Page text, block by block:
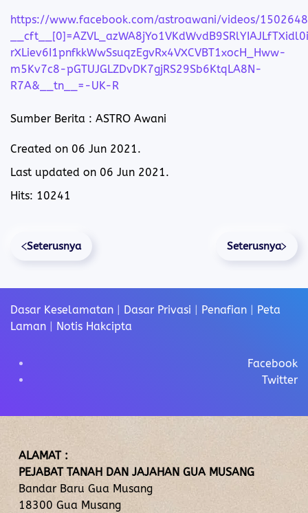
https://www.facebook.com/astroawani/videos/
rXLiev6I1pnfkkWwSsuqzEgvRx4VXCVBT1xocH_Hww-
m5Kv7c8-pGTUJGLZDvDK7gjRS29Sb6KtqLA8N-
R7A&__tn__=-UK-R
Sumber Berita : ASTRO Awani
Created on 06 Jun 2021.
Last updated on 06 Jun 2021.
Hits: 10241
Seterusnya Seterusnya
Dasar Keselamatan Dasar Privasi Penafian
Peta
Laman
Notis Hakcipta
Facebook
Twitter
ALAMAT :
PEJABAT TANAH DAN JAJAHAN GUA MUSANG
Bandar Baru Gua Musang
18300 Gua Musang